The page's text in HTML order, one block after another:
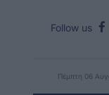
Follow us
Πέμπτη 06